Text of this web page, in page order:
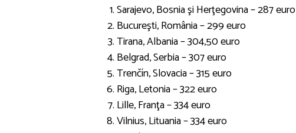
Sarajevo, Bosnia şi Herţegovina – 287 euro
Bucureşti, România – 299 euro
Tirana, Albania – 304,50 euro
Belgrad, Serbia – 307 euro
Trenčín, Slovacia – 315 euro
Riga, Letonia – 322 euro
Lille, Franţa – 334 euro
Vilnius, Lituania – 334 euro